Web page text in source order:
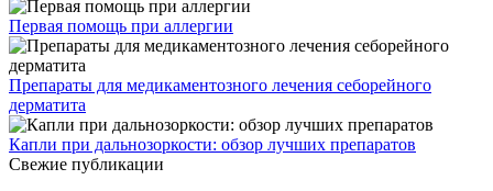
Первая помощь при аллергии
Препараты для медикаментозного лечения себорейного
дерматита
Капли при дальнозоркости: обзор лучших препаратов
Свежие публикации